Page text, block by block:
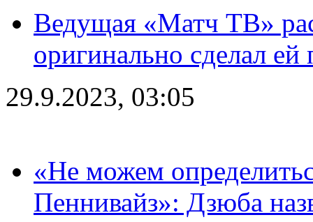
Ведущая «Матч ТВ»
оригинально сделал ей
29.9.2023, 03:05
«Не можем
Пеннивайз»: Дзюба